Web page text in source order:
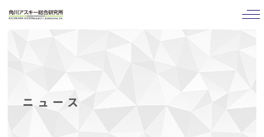
ニュース